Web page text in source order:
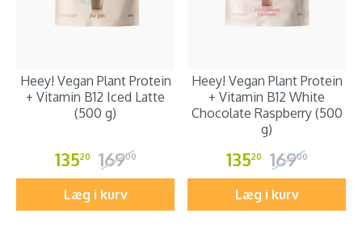
Heey! Vegan Plant Protein
+ Vitamin B12 Iced Latte
(500 g)
13520 16900
Læg i kurv
Heey! Vegan Plant Protein
+ Vitamin B12 White
Chocolate Raspberry (500
g)
13520 16900
Læg i kurv